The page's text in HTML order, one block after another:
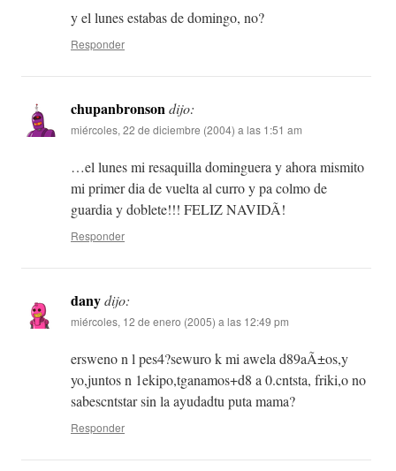
y el lunes estabas de domingo, no?
Responder
chupanbronsondijo:
miércoles, 22 de diciembre (2004) a las 1:51 am
…el lunes mi resaquilla dominguera y ahora mismito
mi primer dia de vuelta al curro y pa colmo de
guardia y doblete!!! FELIZ NAVIDÃ!
Responder
danydijo:
miércoles, 12 de enero (2005) a las 12:49 pm
ersweno n l pes4?sewuro k mi awela d89aÃ±os,y
yo,juntos n 1ekipo,tganamos+d8 a 0.cntsta, friki,o no
sabescntstar sin la ayudadtu puta mama?
Responder